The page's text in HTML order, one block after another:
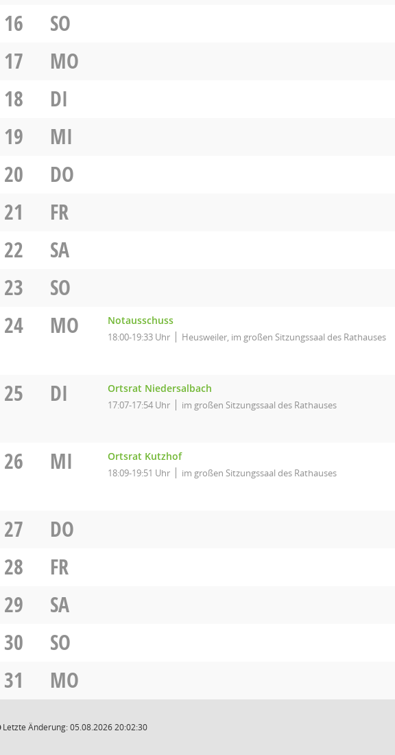
16
SO
17
MO
18
DI
19
MI
20
DO
21
FR
22
SA
23
SO
24
MO Notausschuss
18:00-19:33 Uhr Heusweiler, im großen Sitzungssaal des Rathauses
25 DI Ortsrat Niedersalbach
17:07-17:54 Uhr im großen Sitzungssaal des Rathauses
26 MI Ortsrat Kutzhof
18:09-19:51 Uhr im großen Sitzungssaal des Rathauses
27
DO
28
FR
29
SA
30
SO
31
MO
Letzte Änderung: 05.08.2026 20:02:30